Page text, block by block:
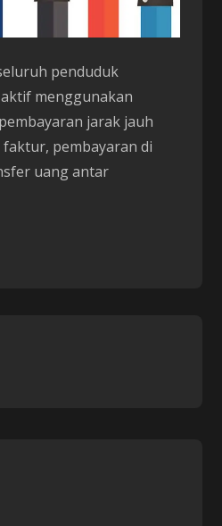
penduduk
menggunakan
jarak jauh
pembayaran di
uang antar